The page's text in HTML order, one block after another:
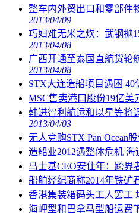
整车内外贸出口和零部件
2013/04/09
巧妇难无米之炊：武钢抛
2013/04/08
广西开通至泰国直航货
2013/04/08
STX大连造船项目遇困 40
MSC售卖港口股份19亿美
韩进智利航运和以星等将
2013/04/03
无人竞购STX Pan Ocean
造船业2012遇整体危机
马士基CEO安仕年：跨界
船舶经纪商称2014年铁矿
香港集装箱码头工人罢工
海岬型和巴拿马型船运费